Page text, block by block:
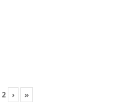
2 › »